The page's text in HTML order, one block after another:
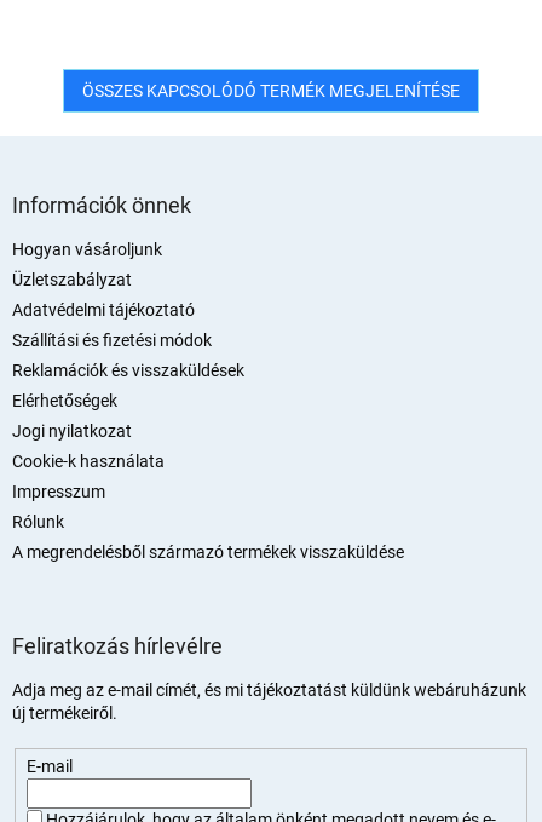
ÖSSZES KAPCSOLÓDÓ TERMÉK MEGJELENÍTÉSE
Információk önnek
Hogyan vásároljunk
Üzletszabályzat
Adatvédelmi tájékoztató
Szállítási és fizetési módok
Reklamációk és visszaküldések
Elérhetőségek
Jogi nyilatkozat
Cookie-k használata
Impresszum
Rólunk
A megrendelésből származó termékek visszaküldése
Feliratkozás hírlevélre
Adja meg az e-mail címét, és mi tájékoztatást küldünk webáruházunk
új termékeiről.
E-mail